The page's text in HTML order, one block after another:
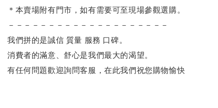
＊本賣場附有門市，如有需要可至現場參觀選購。
－－－－－－－－－－－－－－－－－－－－
我們拼的是誠信 質量 服務 口碑。
消費者的滿意、舒心是我們最大的渴望。
有任何問題歡迎詢問客服，在此我們祝您購物愉快